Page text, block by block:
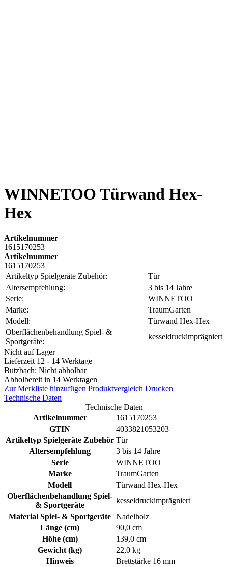
WINNETOO Türwand Hex-
Hex
Artikelnummer
1615170253
Artikelnummer
1615170253
Artikeltyp Spielgeräte Zubehör:
Tür
Altersempfehlung:
3 bis 14 Jahre
Serie:
WINNETOO
Marke:
TraumGarten
Modell:
Türwand Hex-Hex
Oberflächenbehandlung Spiel- &
Sportgeräte:
kesseldruckimprägniert
Nicht auf Lager
Lieferzeit 12 - 14 Werktage
Butzbach: Nicht abholbar
Abholbereit in 14 Werktagen
Zur Merkliste hinzufügen Produktvergleich Drucken
Technische Daten
Technische Daten
Artikelnummer
1615170253
GTIN
4033821053203
Artikeltyp Spielgeräte Zubehör Tür
Altersempfehlung
3 bis 14 Jahre
Serie
WINNETOO
Marke
TraumGarten
Modell
Türwand Hex-Hex
Oberflächenbehandlung Spiel-
& Sportgeräte
kesseldruckimprägniert
Material Spiel- & Sportgeräte Nadelholz
Länge (cm)
90,0 cm
Höhe (cm)
139,0 cm
Gewicht (kg)
22,0 kg
Hinweis
Brettstärke 16 mm